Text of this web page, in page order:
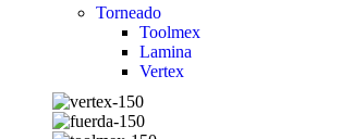
Torneado
Toolmex
Lamina
Vertex